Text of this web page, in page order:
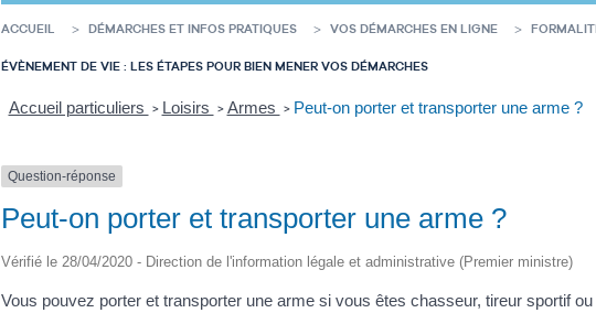
ACCUEIL DÉMARCHES ET INFOS PRATIQUES VOS DÉMARCHES EN LIGNE
ÉVÈNEMENT DE VIE : LES ÉTAPES POUR BIEN MENER VOS DÉMARCHES
Accueil particuliers > Loisirs > Armes > Peut-on porter et transporter une arme ?
Question-réponse
Peut-on porter et transporter une arme ?
Vérifié le 28/04/2020 - Direction de l'information légale et administrative (Premier ministre)
Vous pouvez porter et transporter une arme si vous êtes chasseur, tireur sportif